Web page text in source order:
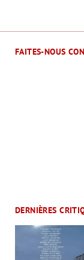
FAITES-NOUS
DERNIÈRES